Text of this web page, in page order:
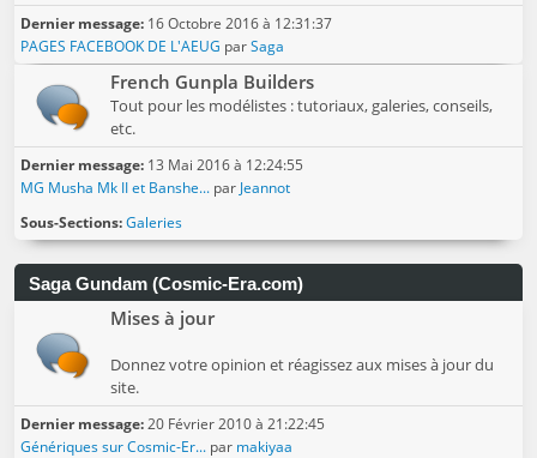
Dernier message: 16 Octobre 2016 à 12:31:37
PAGES FACEBOOK DE L'AEUG parSaga
French Gunpla Builders
Tout pour les modélistes : tutoriaux, galeries, conseils,
etc.
Dernier message: 13 Mai 2016 à 12:24:55
MG Musha Mk II et Banshe... par Jeannot
Sous-Sections Galeries
Saga Gundam (Cosmic-Era.com)
Mises à jour
Donnez votre opinion et réagissez aux mises à jour du
site.
Dernier message:20 Février 2010 à 21:22:45
Génériques sur Cosmic-Er... par makiyaa